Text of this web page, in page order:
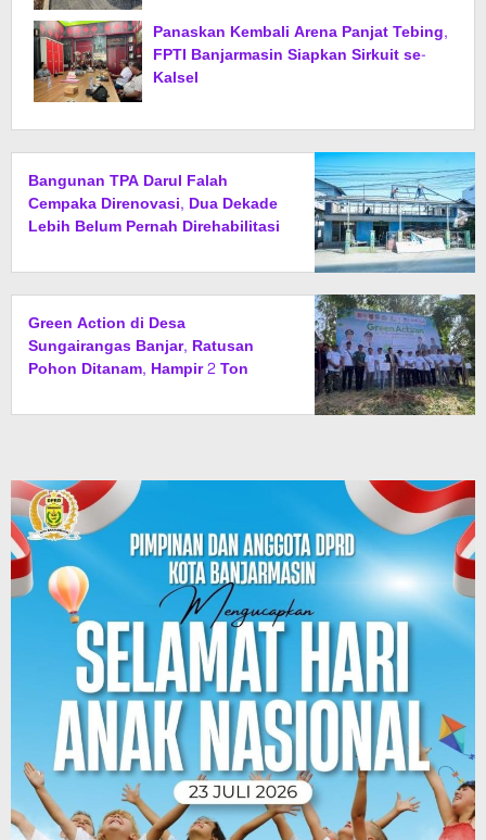
Panaskan Kembali Arena Panjat Tebing,
FPTI Banjarmasin Siapkan Sirkuit se-
Kalsel
Bangunan TPA Darul Falah
Cempaka Direnovasi, Dua Dekade
Lebih Belum Pernah Direhabilitasi
Green Action di Desa
Sungairangas Banjar, Ratusan
Pohon Ditanam, Hampir 2 Ton
dengan Sembako